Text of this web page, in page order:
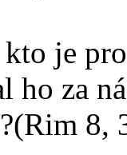
je
ho za
8,